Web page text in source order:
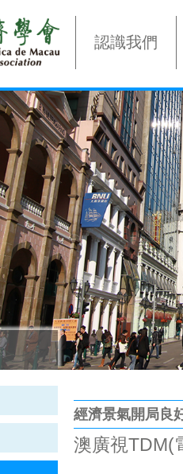
認識我們
經濟景氣開局良
澳廣視TDM(